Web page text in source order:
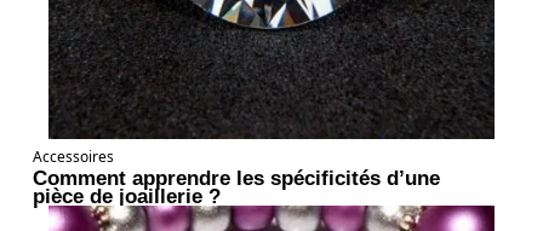
Accessoires
Comment apprendre les spécificités d’une
pièce de joaillerie ?